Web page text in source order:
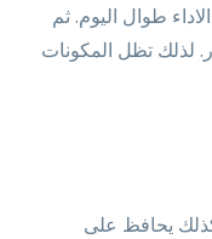
طوال اليوم. ثم
لذلك تظل المكونات
كذلك يحافظ على